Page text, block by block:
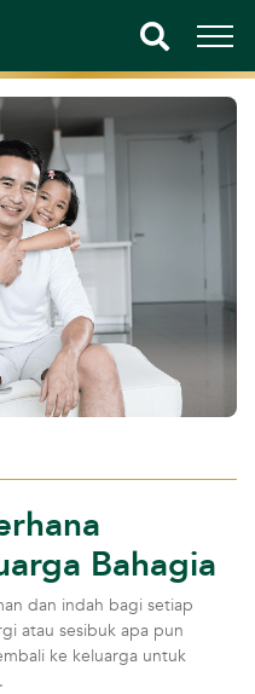
Bahagia
dan indah bagi setiap
atau sesibuk apa pun
ke keluarga untuk